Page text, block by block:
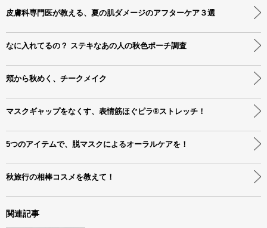
皮膚科専門医が教える、夏の肌ダメージのアフターケア３選
なに入れてるの？ ステキなあの人の秋色ポーチ調査
頬から秋めく、チークメイク
マスクギャップをなくす、表情筋ほぐピラ®ストレッチ！
5つのアイテムで、脱マスクによるオーラルケアを！
秋旅行の相棒コスメを教えて！
関連記事